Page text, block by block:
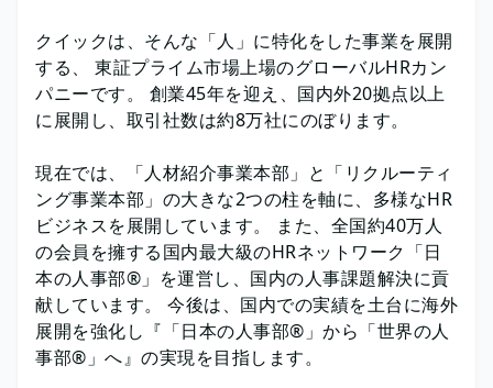
クイックは、そんな「人」に特化をした事業を展開
する、 東証プライム市場上場のグローバルHRカン
パニーです。 創業45年を迎え、国内外20拠点以上
に展開し、取引社数は約8万社にのぼります。
現在では、「人材紹介事業本部」と「リクルーティ
ング事業本部」の大きな2つの柱を軸に、多様なHR
ビジネスを展開しています。 また、全国約40万人
の会員を擁する国内最大級のHRネットワーク「日
本の人事部®」を運営し、国内の人事課題解決に貢
献しています。 今後は、国内での実績を土台に海外
展開を強化し『「日本の人事部®」から「世界の人
事部®」へ』の実現を目指します。